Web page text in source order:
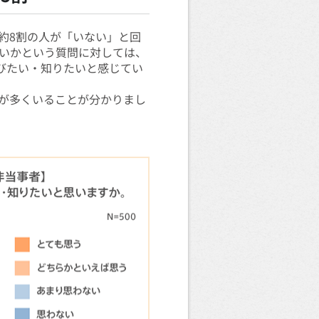
8割の人が「いない」と回
という質問に対しては、
い・知りたいと感じてい
多くいることが分かりまし